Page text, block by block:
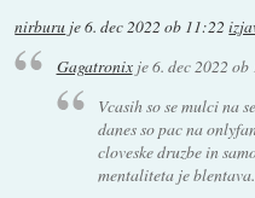
nirburu je6. dec 2022 ob 11:22
Gagatronixje6. dec 2022
Vcasih so se mulci na
danes so pac na
cloveske druzbe in
mentaliteta je blentava.